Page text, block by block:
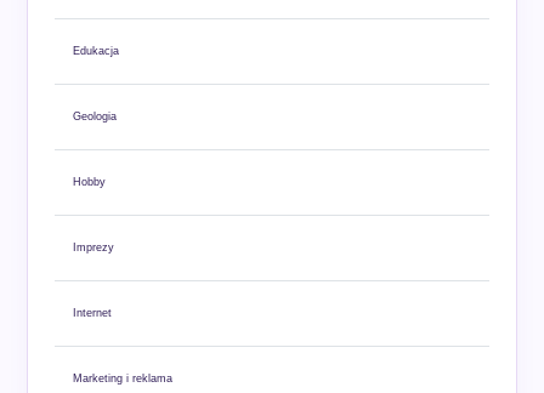
Edukacja
Geologia
Hobby
Imprezy
Internet
Marketing i reklama